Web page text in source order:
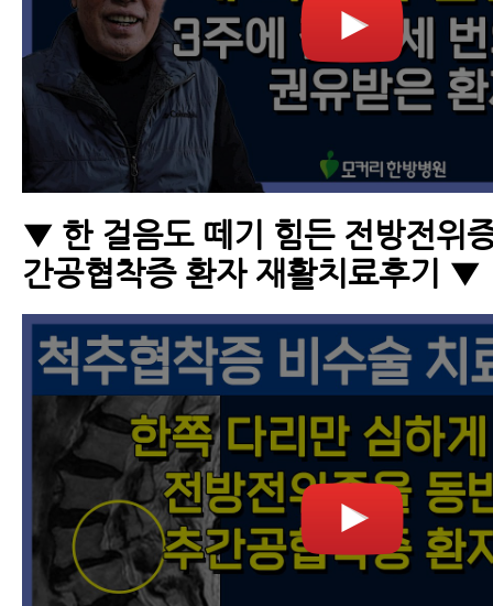
▼ 한 걸음도 떼기 힘든 전방전위
간공협착증 환자 재활치료후기 ▼